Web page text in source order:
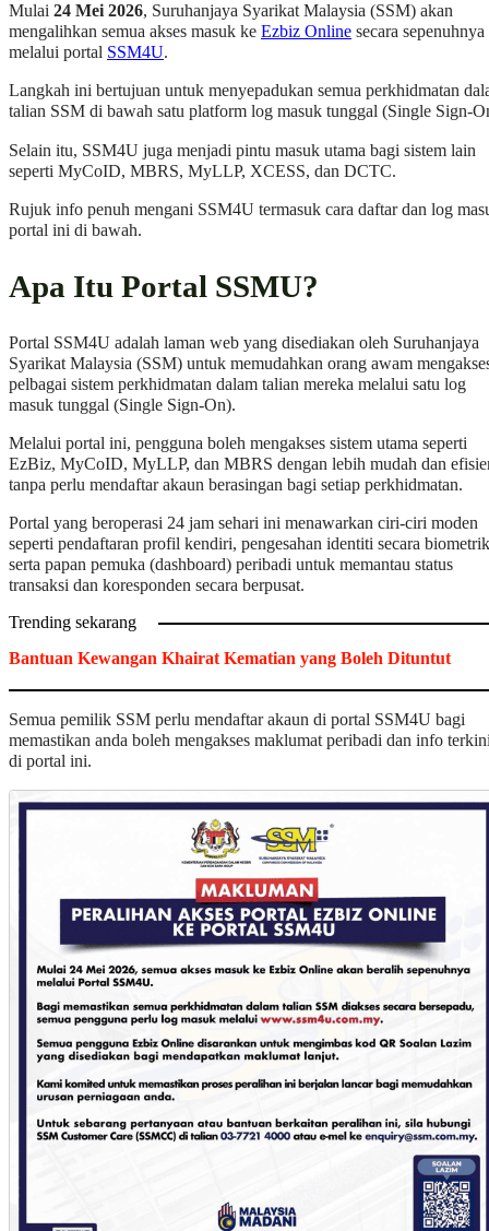
Mulai 24 Mei 2026, Suruhanjaya Syarikat Malaysia (SSM) akan
mengalihkan semua akses masuk ke Ezbiz Online secara sepenuhnya
melalui portal SSM4U.
Langkah ini bertujuan untuk menyepadukan semua perkhidmatan
talian SSM di bawah satu platform log masuk tunggal (Single Sign-
Selain itu, SSM4U juga menjadi pintu masuk utama bagi sistem lain
seperti MyCoID, MBRS, MyLLP, XCESS, dan DCTC.
Rujuk info penuh mengani SSM4U termasuk cara daftar dan log
portal ini di bawah.
Apa Itu Portal SSMU?
Portal SSM4U adalah laman web yang disediakan oleh Suruhanjaya
Syarikat Malaysia (SSM) untuk memudahkan orang awam
pelbagai sistem perkhidmatan dalam talian mereka melalui satu log
masuk tunggal (Single Sign-On).
Melalui portal ini, pengguna boleh mengakses sistem utama seperti
EzBiz, MyCoID, MyLLP, dan MBRS dengan lebih mudah dan
tanpa perlu mendaftar akaun berasingan bagi setiap perkhidmatan.
Portal yang beroperasi 24 jam sehari ini menawarkan ciri-ciri moden
seperti pendaftaran profil kendiri, pengesahan identiti secara
serta papan pemuka (dashboard) peribadi untuk memantau status
transaksi dan koresponden secara berpusat.
Trending sekarang
Bantuan Kewangan Khairat Kematian yang Boleh Dituntut
Semua pemilik SSM perlu mendaftar akaun di portal SSM4U bagi
memastikan anda boleh mengakses maklumat peribadi dan info
di portal ini.